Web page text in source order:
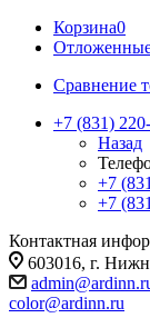
Корзина0
Сравнение
+7 (831)
Назад
+7
+7
Контактная
603016, г.
color@ardinn.ru